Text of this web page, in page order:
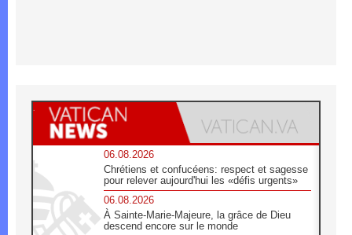
06.08.2026
Chrétiens et confucéens: respect et sagesse
pour relever aujourd'hui les «défis urgents»
06.08.2026
À Sainte-Marie-Majeure, la grâce de Dieu
descend encore sur le monde